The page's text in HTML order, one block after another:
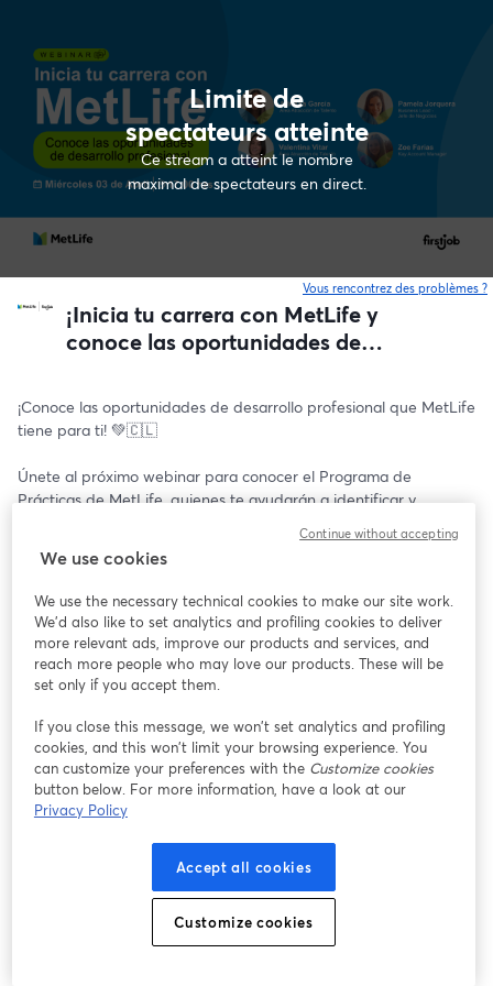
Limite de
spectateurs atteinte
Ce stream a atteint le nombre
maximal de spectateurs en direct.
Vous rencontrez des problèmes ?
¡Inicia tu carrera con MetLife y
conoce las oportunidades de
¡Conoce las oportunidades de desarrollo profesional que MetLife
tiene para ti! 💚🇨🇱
Únete al próximo webinar para conocer el Programa de
Prácticas de MetLife, quienes te ayudarán a identificar y
Aquí nos contarán sobre sus fases de postulación, los beneficios
a los que acceden sus practicantes y además responderán
varias preguntas ✨🤩
Se parte de este viaje y vive la experiencia de aprender y
trabajar junto a MetLife 💪🤗
🗓️: Miércoles 3 de Abril
⏰: 17:00 hrs (CL 🇨🇱)
¡Te esperamos! ✨
We use cookies
We use the necessary technical cookies to make our site work.
We'd also like to set analytics and profiling cookies to deliver
more relevant ads, improve our products and services, and
reach more people who may love our products. These will be
set only if you accept them.
If you close this message, we won’t set analytics and profiling
cookies, and this won’t limit your browsing experience. You
can customize your preferences with the Customize cookies
button below. For more information, have a look at our
Privacy Policy
Accept all cookies
Customize cookies
Continue without accepting